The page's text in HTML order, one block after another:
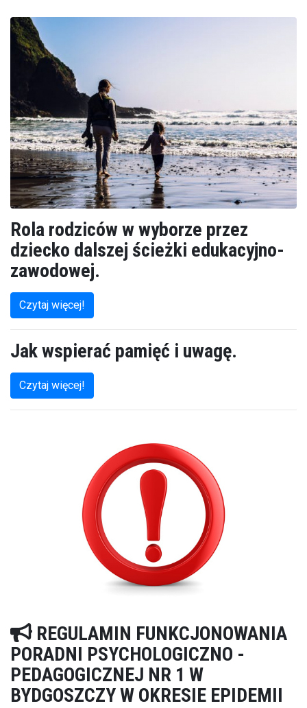
Rola rodziców w wyborze przez
dziecko dalszej ścieżki edukacyjno-
zawodowej.
Czytaj więcej!
Jak wspierać pamięć i uwagę.
Czytaj więcej!
REGULAMIN FUNKCJONOWANIA
PORADNI PSYCHOLOGICZNO -
PEDAGOGICZNEJ NR 1 W
BYDGOSZCZY W OKRESIE EPIDEMII